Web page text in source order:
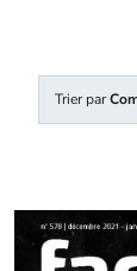
Trier par